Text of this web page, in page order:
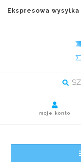
Ekspresowa wysyłka
moje konto